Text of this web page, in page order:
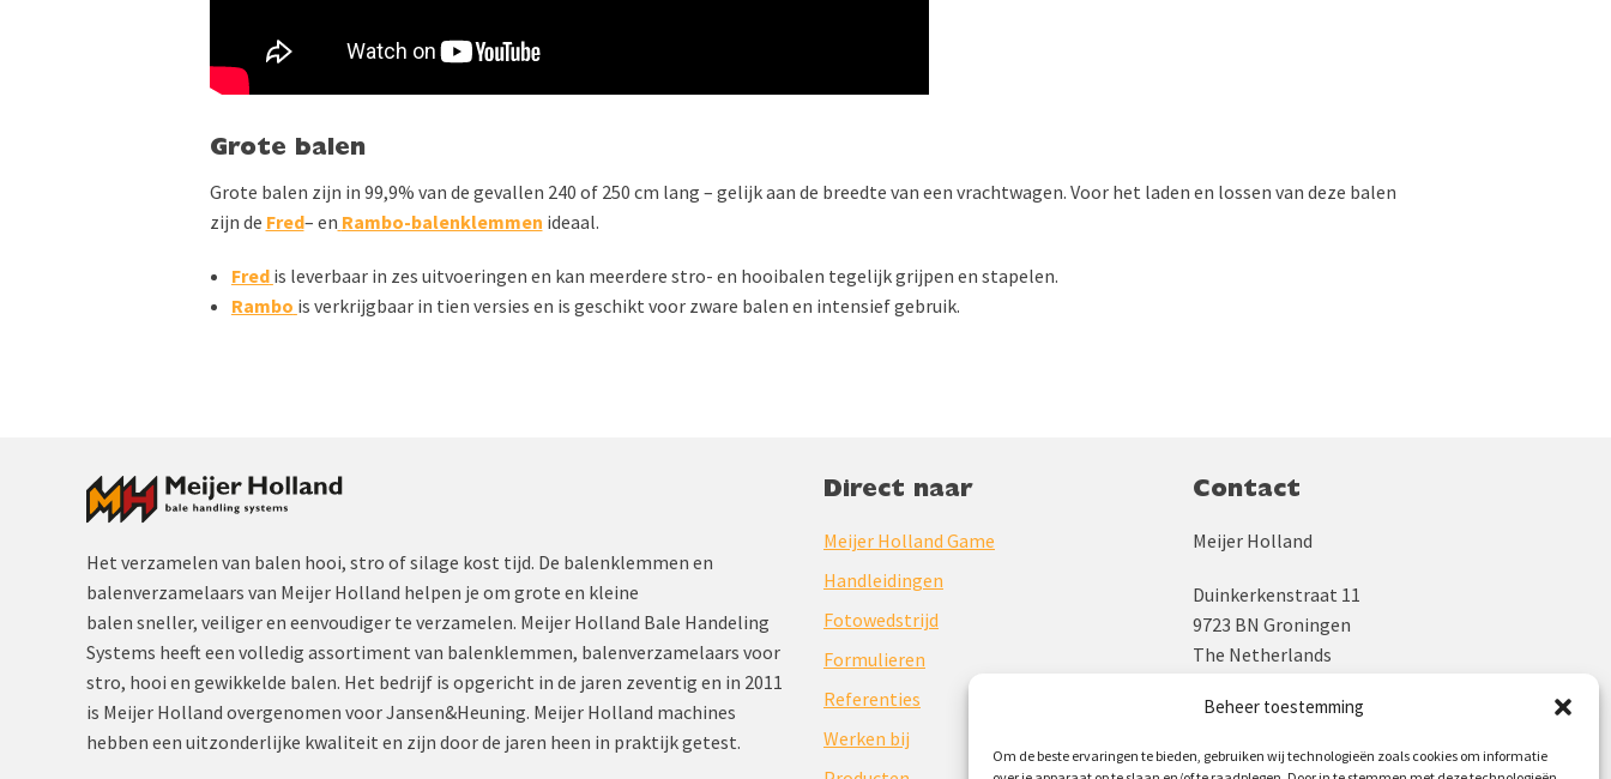
Beheer toestemming
Om de beste ervaringen te bieden, gebruiken wij technologieën zoals cookies om informatie
Grote balen
Grote balen zijn in 99,9% van de gevallen 240 of 250 cm lang – gelijk aan de breedte van een vrachtwagen. Voor het laden en lossen van deze balen
zijn de Fred– en Rambo-balenklemmen ideaal.
Fred is leverbaar in zes uitvoeringen en kan meerdere stro- en hooibalen tegelijk grijpen en stapelen.
Rambo is verkrijgbaar in tien versies en is geschikt voor zware balen en intensief gebruik.
Het verzamelen van balen hooi, stro of silage kost tijd. De balenklemmen en
balenverzamelaars van Meijer Holland helpen je om grote en kleine
balen sneller, veiliger en eenvoudiger te verzamelen. Meijer Holland Bale Handeling
Systems heeft een volledig assortiment van balenklemmen, balenverzamelaars voor
stro, hooi en gewikkelde balen. Het bedrijf is opgericht in de jaren zeventig en in 2011
is Meijer Holland overgenomen voor Jansen&Heuning. Meijer Holland machines
hebben een uitzonderlijke kwaliteit en zijn door de jaren heen in praktijk getest.
Direct naar
Meijer Holland Game
Handleidingen
Fotowedstrijd
Formulieren
Referenties
Werken bij
Contact
Meijer Holland
Duinkerkenstraat 11
9723 BN Groningen
The Netherlands
KVK: 02043931